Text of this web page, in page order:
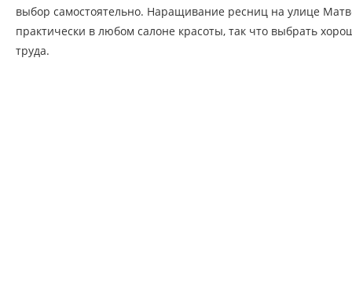
выбор самостоятельно. Наращивание ресниц на улице
практически в любом салоне красоты, так что выбрать
труда.